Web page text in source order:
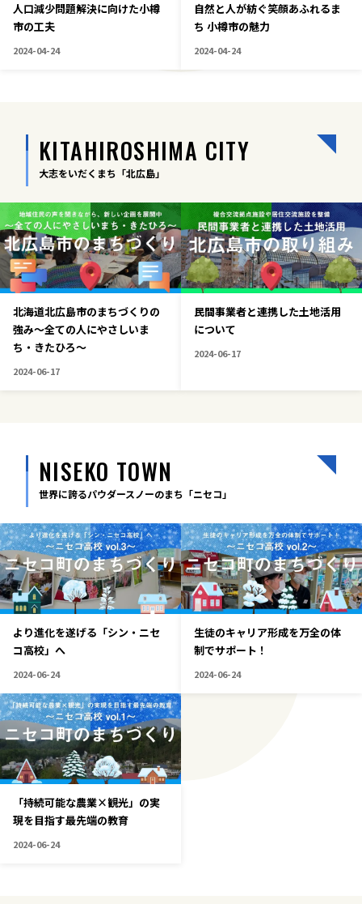
人口減少問題解決に向けた小樽
市の工夫
2024-04-24
自然と人が紡ぐ笑顔あふれるま
ち 小樽市の魅力
2024-04-24
KITAHIROSHIMA CITY
大志をいだくまち「北広島」
北海道北広島市のまちづくりの
強み〜全ての人にやさしいま
ち・きたひろ〜
2024-06-17
民間事業者と連携した土地活用
について
2024-06-17
NISEKO TOWN
世界に誇るパウダースノーのまち「ニセコ」
より進化を遂げる「シン・ニセ
コ高校」へ
2024-06-24
生徒のキャリア形成を万全の体
制でサポート！
2024-06-24
「持続可能な農業×観光」の実
現を目指す最先端の教育
2024-06-24